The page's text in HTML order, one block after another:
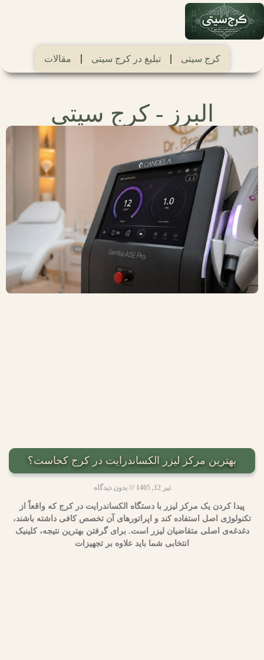
کرج سیتی تبلیغ در کرج سیتی مقالات
البرز - کرج سیتی
بهترین مرکز لیزر الکساندرایت در کرج کجاست؟
تیر 12, 1405 بدون دیدگاه
پیدا کردن یک مرکز لیزر با دستگاه الکساندرایت در کرج که واقعاً از
تکنولوژی اصل استفاده کند و اپراتورهای آن تخصص کافی داشته باشند،
دغدغه‌ی اصلی متقاضیان لیزر است. برای گرفتن بهترین نتیجه، کلینیک
انتخابی شما باید علاوه بر تجهیزات